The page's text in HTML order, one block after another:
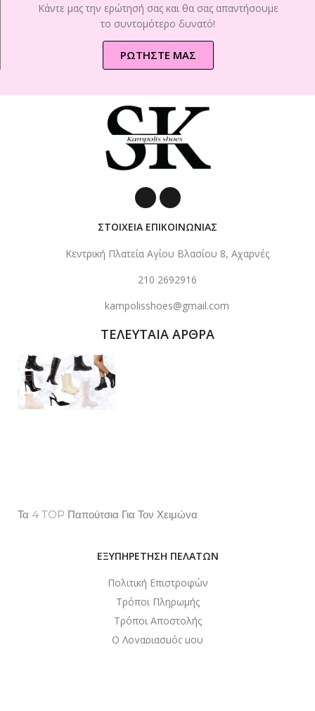
Κάντε μας την ερώτησή σας και θα σας απαντήσουμε
το συντομότερο δυνατό!
ΡΩΤΗΣΤΕ ΜΑΣ
ΣΤΟΙΧΕΙΑ ΕΠΙΚΟΙΝΩΝΙΑΣ
Κεντρική Πλατεία Αγίου Βλασίου 8, Αχαρνές
210 2692916
kampolisshoes@gmail.com
ΤΕΛΕΥΤΑΙΑ ΑΡΘΡΑ
Τα 4 TOP Παπούτσια Για Τον Χειμώνα
ΕΞΥΠΗΡΕΤΗΣΗ ΠΕΛΑΤΩΝ
Πολιτική Επιστροφών
Τρόποι Πληρωμής
Τρόποι Αποστολής
Ο Λογαριασμός μου